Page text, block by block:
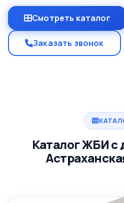
Смотреть каталог
Заказать звонок
Каталог ЖБИ с